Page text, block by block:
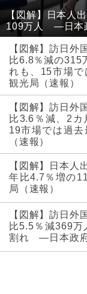
【図解】日本人
109万人 ―日本
【図解】訪日外
比6.8％減の315
れも、15市場
観光局（速報）
【図解】訪日外
比3.6％減、2カ
19市場では過
（速報）
【図解】日本人
年比4.7％増の
局（速報）
【図解】訪日外
比5.5％減369万
割れ ―日本政府